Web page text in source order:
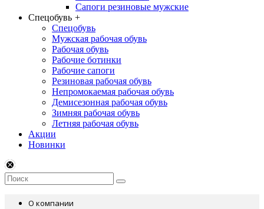
Сапоги резиновые мужские
Спецобувь +
Спецобувь
Мужская рабочая обувь
Рабочая обувь
Рабочие ботинки
Рабочие сапоги
Резиновая рабочая обувь
Непромокаемая рабочая обувь
Демисезонная рабочая обувь
Зимняя рабочая обувь
Летняя рабочая обувь
Акции
Новинки
О компании